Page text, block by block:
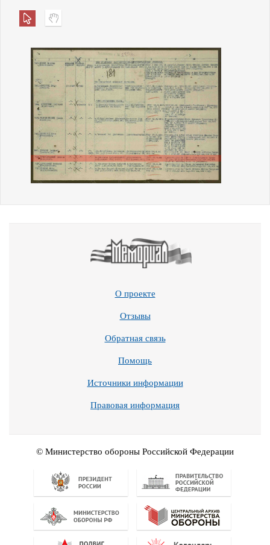
О проекте
Отзывы
Обратная связь
Помощь
Источники информации
Правовая информация
© Министерство обороны Российской Федерации